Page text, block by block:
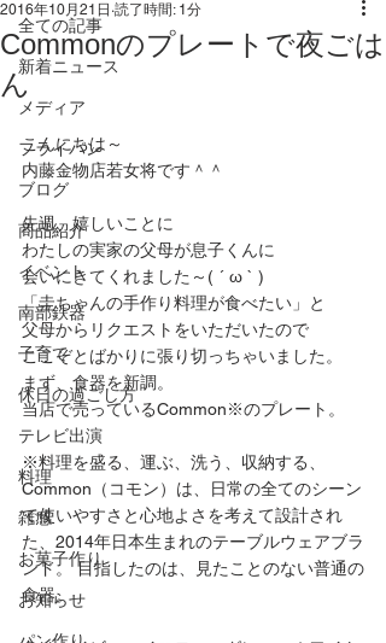
全ての記事
新着ニュース
メディア
フライパン
ブログ
商品紹介
イベント
南部鉄器
子育て
休日の過ごし方
テレビ出演
料理
雑感
お菓子作り
お知らせ
Commonのプレートで夜ごは
ん
2016年10月21日 読了時間: 1分
こんにちは～
内藤金物店若女将です＾＾
先週、嬉しいことに
わたしの実家の父母が息子くんに
会いにきてくれました～( ´ ω ` )
「圭ちゃんの手作り料理が食べたい」と
父母からリクエストをいただいたので
ここぞとばかりに張り切っちゃいました。
まず、食器を新調。
当店で売っているCommon※のプレート。
※料理を盛る、運ぶ、洗う、収納する、
Common（コモン）は、日常の全てのシーン
で使いやすさと心地よさを考えて設計され
た、2014年日本生まれのテーブルウェアブラ
ンド。 目指したのは、見たことのない普通の
食器。